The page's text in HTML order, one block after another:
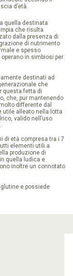
d’età.
quella destinata
che risulta
dalla presenza di
di nutrimento
e spesso
in simbiosi per
destinati ad
che
questa fetta di
che, pur mantenendo
differente dal
utile alleato nella lotta
valido nell’uso
di età compresa tra i 7
elementi utili a
produzione di
quella ludica e
inoltre un connotato
e possiede